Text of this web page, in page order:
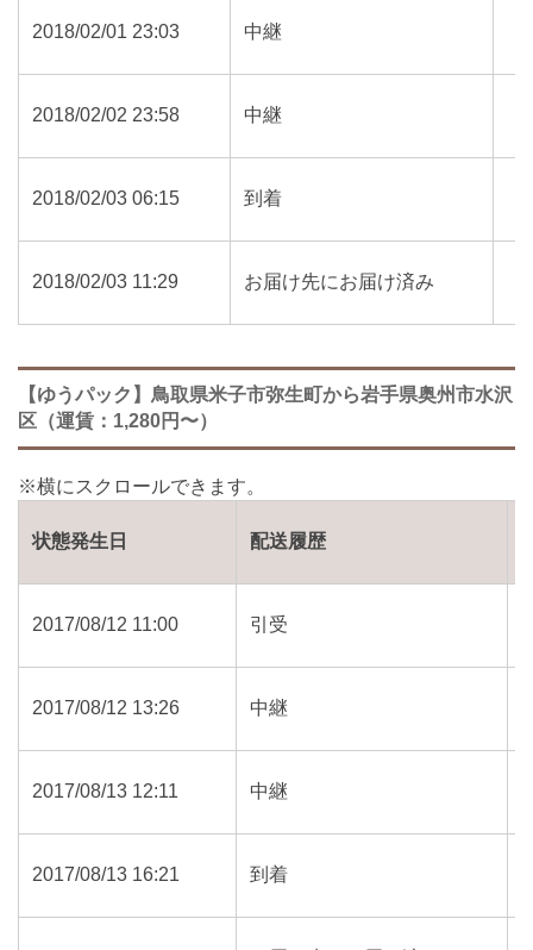
2018/02/01 23:03 中継
2018/02/02 23:58 中継
2018/02/03 06:15 到着
2018/02/03 11:29 お届け先にお届け済み
【ゆうパック】鳥取県米子市弥生町から岩手県奥州市水沢
区（運賃：1,280円〜）
状態発生日 配送履歴
2017/08/12 11:00 引受
2017/08/12 13:26 中継
2017/08/13 12:11 中継
2017/08/13 16:21 到着